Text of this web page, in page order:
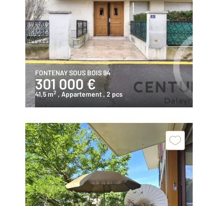
FONTENAY SOUS BOIS 94
301 000 €
41,5 m2 , Appartement , 2 pcs